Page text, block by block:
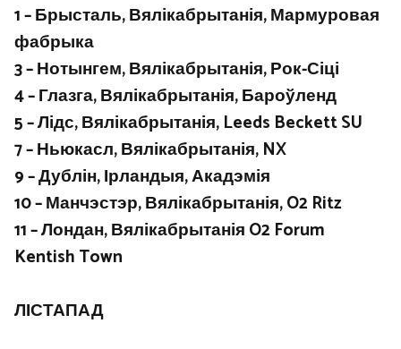
1 – Брысталь, Вялікабрытанія, Мармуровая
фабрыка
3 – Нотынгем, Вялікабрытанія, Рок-Сіці
4 – Глазга, Вялікабрытанія, Бароўленд
5 – Лідс, Вялікабрытанія, Leeds Beckett SU
7 – Ньюкасл, Вялікабрытанія, NX
9 – Дублін, Ірландыя, Акадэмія
10 – Манчэстэр, Вялікабрытанія, O2 Ritz
11 – Лондан, Вялікабрытанія O2 Forum
Kentish Town
ЛІСТАПАД